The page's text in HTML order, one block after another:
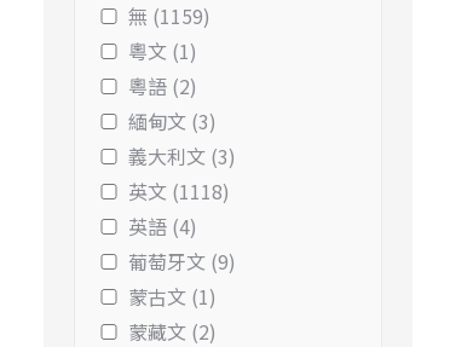
無 (1159)
粵文 (1)
粵語 (2)
緬甸文 (3)
義大利文 (3)
英文 (1118)
英語 (4)
葡萄牙文 (9)
蒙古文 (1)
蒙藏文 (2)